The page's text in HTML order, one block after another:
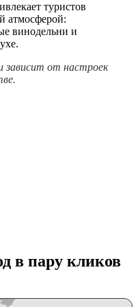
туристов
атмосферой:
винодельни и
зависит от настроек
в пару кликов